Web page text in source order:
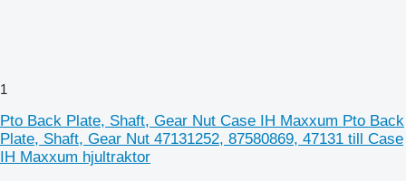
1
Pto Back Plate, Shaft, Gear Nut Case IH Maxxum Pto Back
Plate, Shaft, Gear Nut 47131252, 87580869, 47131 till Case
IH Maxxum hjultraktor